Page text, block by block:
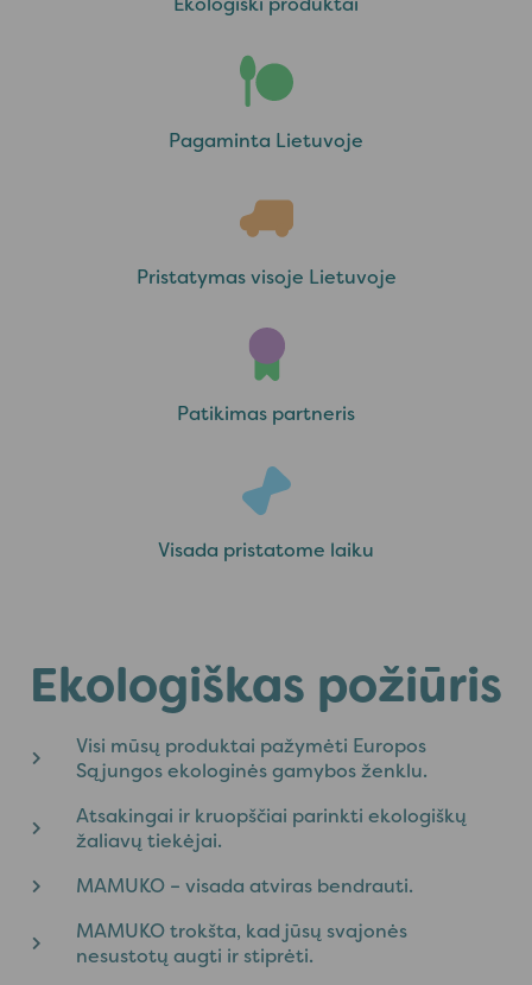
Pagaminta Lietuvoje
Pristatymas visoje Lietuvoje
Patikimas partneris
Visada pristatome laiku
Ekologiškas požiūris
Visi mūsų produktai pažymėti Europos
Sąjungos ekologinės gamybos ženklu.
Atsakingai ir kruopščiai parinkti ekologiškų
žaliavų tiekėjai.
MAMUKO – visada atviras bendrauti.
MAMUKO trokšta, kad jūsų svajonės
nesustotų augti ir stiprėti.